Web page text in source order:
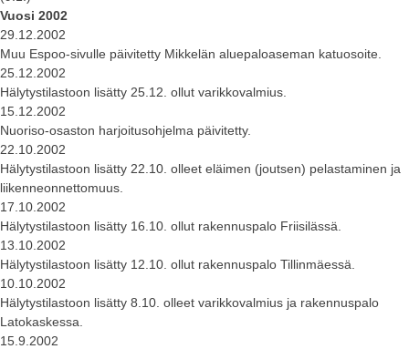
Vuosi 2002
29.12.2002
Muu Espoo-sivulle päivitetty Mikkelän aluepaloaseman katuosoite.
25.12.2002
Hälytystilastoon lisätty 25.12. ollut varikkovalmius.
15.12.2002
Nuoriso-osaston harjoitusohjelma päivitetty.
22.10.2002
Hälytystilastoon lisätty 22.10. olleet eläimen (joutsen) pelastaminen ja
liikenneonnettomuus.
17.10.2002
Hälytystilastoon lisätty 16.10. ollut rakennuspalo Friisilässä.
13.10.2002
Hälytystilastoon lisätty 12.10. ollut rakennuspalo Tillinmäessä.
10.10.2002
Hälytystilastoon lisätty 8.10. olleet varikkovalmius ja rakennuspalo
Latokaskessa.
15.9.2002